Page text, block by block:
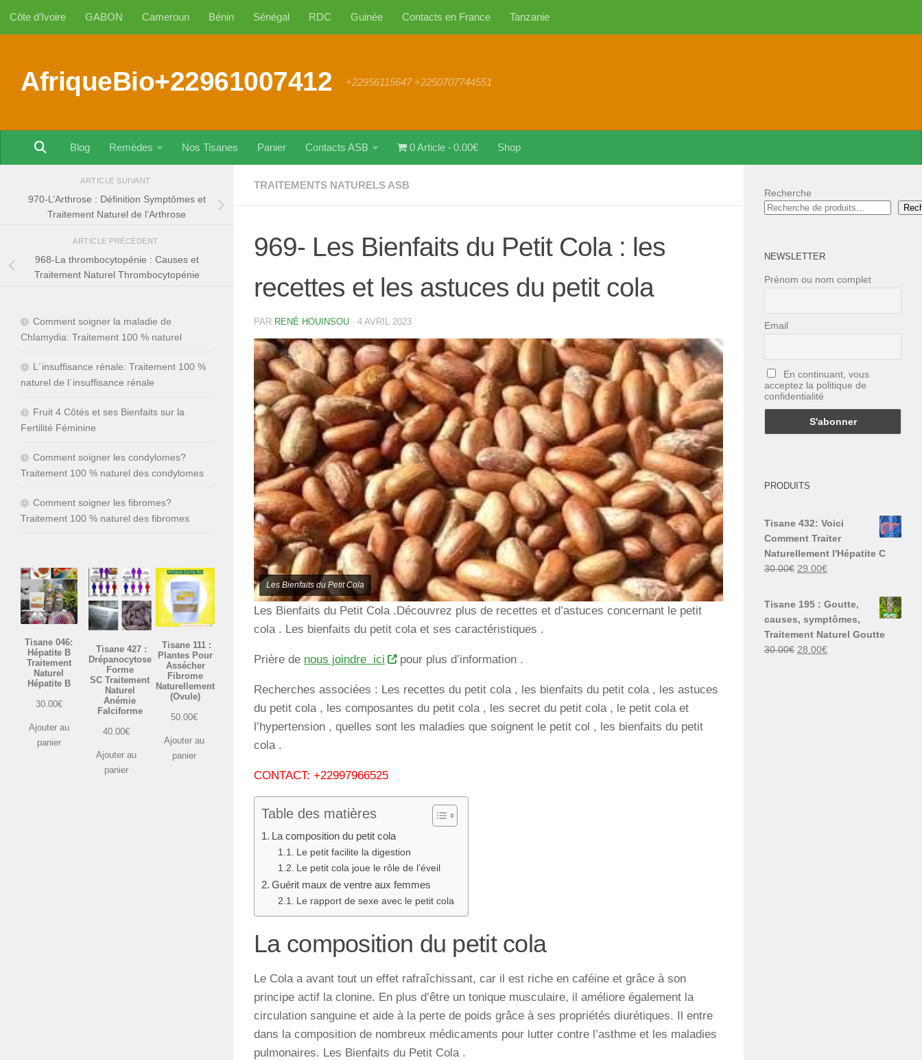
Au dessous du contenu
Côte d’Ivoire GABON Cameroun Bénin Sénégal RDC Guinée Contacts en France Tanzanie
AfriqueBio+22961007412 +22956115647 +2250707744551
Blog Remèdes Nos Tisanes Panier Contacts ASB 0 Article 0.00€ Shop
TRAITEMENTS NATURELS ASB
969- Les Bienfaits du Petit Cola : les
recettes et les astuces du petit cola
PAR RENÉ HOUINSOU · 4 AVRIL 2023
Les Bienfaits du Petit Cola
Les Bienfaits du Petit Cola .Découvrez plus de recettes et d’astuces concernant le petit
cola . Les bienfaits du petit cola et ses caractéristiques .
Prière de nous joindre ici pour plus d’information .
Recherches associées : Les recettes du petit cola , les bienfaits du petit cola , les astuces
du petit cola , les composantes du petit cola , les secret du petit cola , le petit cola et
l’hypertension , quelles sont les maladies que soignent le petit col , les bienfaits du petit
cola .
CONTACT: +22997966525
Table des matières
La composition du petit cola
Le petit facilite la digestion
Le petit cola joue le rôle de l’éveil
Guérit maux de ventre aux femmes
Le rapport de sexe avec le petit cola
La composition du petit cola
Le Cola a avant tout un effet rafraîchissant, car il est riche en caféine et grâce à son
principe actif la clonine. En plus d’être un tonique musculaire, il améliore également la
circulation sanguine et aide à la perte de poids grâce à ses propriétés diurétiques. Il entre
dans la composition de nombreux médicaments pour lutter contre l’asthme et les maladies
pulmonaires. Les Bienfaits du Petit Cola .
ARTICLE SUIVANT
970-L’Arthrose : Définition Symptômes et
Traitement Naturel de l’Arthrose
ARTICLE PRÉCÉDENT
968-La thrombocytopénie : Causes et
Traitement Naturel Thrombocytopénie
Comment soigner la maladie de
Chlamydia: Traitement 100 % naturel
L´insuffisance rénale: Traitement 100 %
naturel de l´insuffisance rénale
Fruit 4 Côtés et ses Bienfaits sur la
Fertilité Féminine
Comment soigner les condylomes?
Traitement 100 % naturel des condylomes
Comment soigner les fibromes?
Traitement 100 % naturel des fibromes
Tisane 046:
Hépatite B
Traitement
Naturel
Hépatite B
30.00€
Ajouter au
panier
Tisane 427 :
Drépanocytose
Forme
SC Traitement
Naturel
Anémie
Falciforme
40.00€
Ajouter au
panier
Tisane 111 :
Plantes Pour
Assécher
Fibrome
Naturellement
(Ovule)
50.00€
Ajouter au
panier
Recherche
NEWSLETTER
Prénom ou nom complet
Email
En continuant, vous
acceptez la politique de
confidentialité
PRODUITS
Tisane 432: Voici
Comment Traiter
Naturellement l'Hépatite C
30.00€ Le
30.00€.
29.00€Le
est :
Tisane 195 : Goutte,
causes, symptômes,
Traitement Naturel Goutte
30.00€ Le
28.00€Le